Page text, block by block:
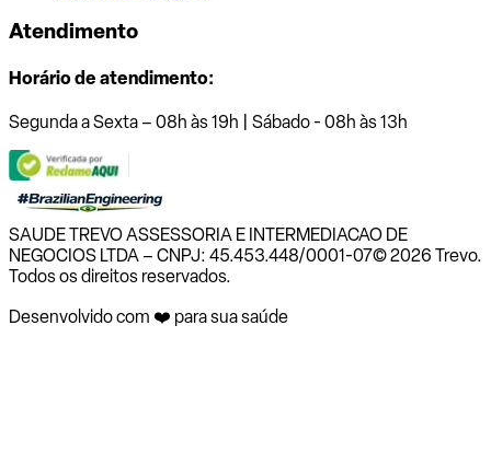
Atendimento
Horário de atendimento:
Segunda a Sexta – 08h às 19h | Sábado - 08h às 13h
SAUDE TREVO ASSESSORIA E INTERMEDIACAO DE
NEGOCIOS LTDA – CNPJ: 45.453.448/0001-07© 2026 Trevo.
Todos os direitos reservados.
Desenvolvido com ❤️ para sua saúde